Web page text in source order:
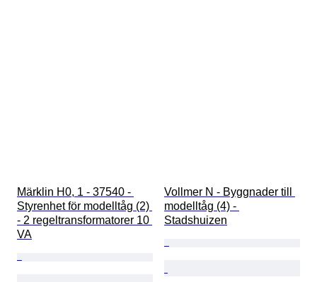
Märklin H0, 1 - 37540 -
Styrenhet för modelltåg (2)
- 2 regeltransformatorer 10
VA
Vollmer N - Byggnader till
modelltåg (4) -
Stadshuizen